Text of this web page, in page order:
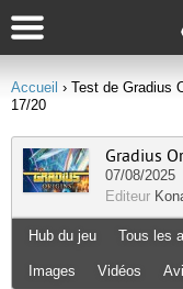
Accueil › Test de Gradius
17/20
Gradius
07/08/2025
Editeur
Hub du jeu Tous les
Images Vidéos